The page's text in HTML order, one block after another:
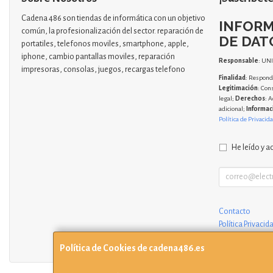
Política de Cookies de cadena486.es
Cadena 486 son tiendas de informática con un objetivo
común, la profesionalización del sector. reparación de
portatiles, telefonos moviles, smartphone, apple,
iphone, cambio pantallas moviles, reparación
impresoras, consolas, juegos, recargas telefono
DE
Responsable:
Finalidad:
Legitimación:
legal; Derechos:
adicional;
Política de
He leído y
Contacto
Política